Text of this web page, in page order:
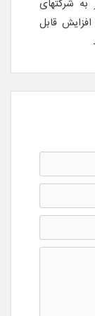
قابل